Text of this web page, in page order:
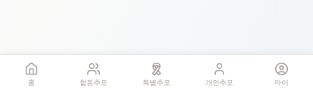
홈 합동추모 특별추모 개인추모 마이